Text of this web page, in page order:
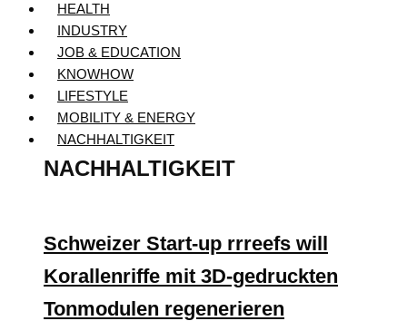
HEALTH
INDUSTRY
JOB & EDUCATION
KNOWHOW
LIFESTYLE
MOBILITY & ENERGY
NACHHALTIGKEIT
NACHHALTIGKEIT
Schweizer Start-up rrreefs will
Korallenriffe mit 3D-gedruckten
Tonmodulen regenerieren